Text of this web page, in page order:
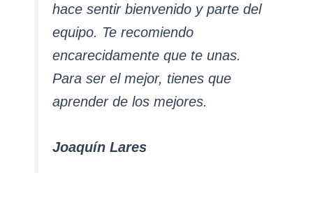
hace sentir bienvenido y parte del
equipo. Te recomiendo
encarecidamente que te unas.
Para ser el mejor, tienes que
aprender de los mejores.
Joaquín Lares